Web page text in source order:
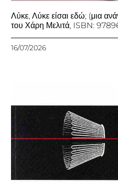
Λύκε, Λύκε είσαι εδώ; (μια
του Χάρη Μελιτά, ISBN:
16/07/2026